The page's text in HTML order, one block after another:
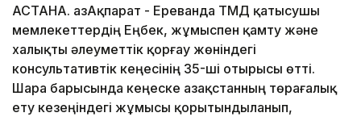
АСТАНА. ҚазАқпарат - Ереванда ТМД қатысушы
мемлекеттердің Еңбек, жұмыспен қамту және
халықты әлеуметтік қорғау жөніндегі
консультативтік кеңесінің 35-ші отырысы өтті.
Шара барысында кеңеске Қазақстанның төрағалық
ету кезеңіндегі жұмысы қорытындыланып,